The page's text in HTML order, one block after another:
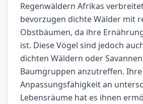
Regenwäldern Afrikas
bevorzugen dichte Wälder mit
Obstbäumen, da ihre
ist. Diese Vögel sind jedoch
dichten Wäldern oder
Baumgruppen anzutreffen. Ihre
Anpassungsfähigkeit an
Lebensräume hat es ihnen